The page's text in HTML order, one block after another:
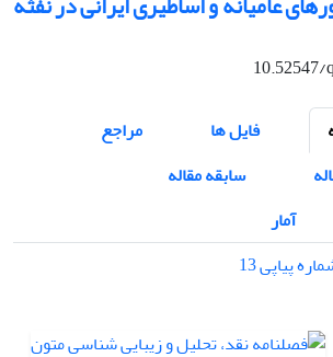
10.52547/
فایل ها
مراجع
سابقه مقاله
آمار